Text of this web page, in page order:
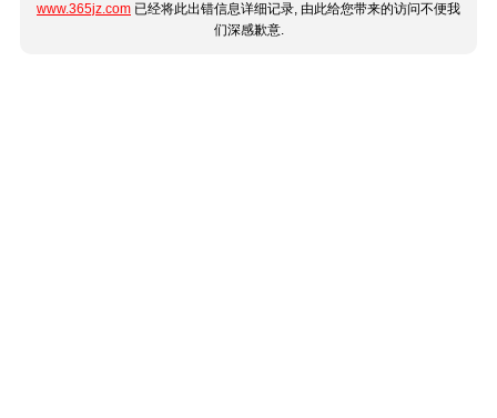
www.365jz.com 已经将此出错信息详细记录, 由此给您带来的访问不便我
们深感歉意.